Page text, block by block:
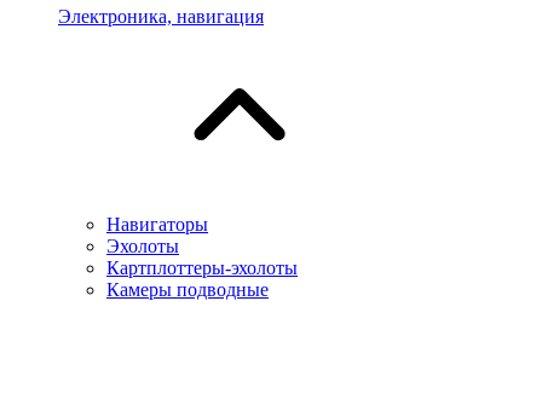
Электроника, навигация
Навигаторы
Эхолоты
Картплоттеры-эхолоты
Камеры подводные